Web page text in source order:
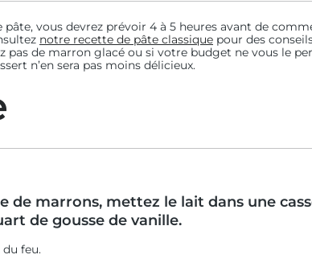
vous devrez prévoir 4 à 5 heures avant de
notre recette de pâte classique pour des
pas de marron glacé ou si votre budget ne vous le
n’en sera pas moins délicieux.
de marrons, mettez le lait dans une
de gousse de vanille.
feu.